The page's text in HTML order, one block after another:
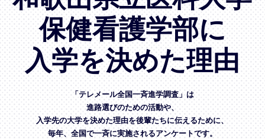
保健看護学部に
入学を決めた理由
「テレメール全国一斉進学調査」は
進路選びのための活動や、
入学先の大学を決めた理由を後輩たちに伝えるために、
毎年、全国で一斉に実施されるアンケートです。